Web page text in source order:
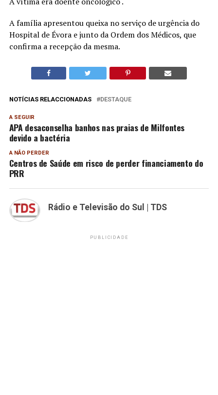
A família apresentou queixa no serviço de urgência do
Hospital de Évora e junto da Ordem dos Médicos, que
confirma a recepção da mesma.
NOTÍCIAS RELACCIONADAS DESTAQUE
A SEGUIR
APA desaconselha banhos nas praias de Milfontes
devido a bactéria
A NÃO PERDER
Centros de Saúde em risco de perder financiamento do
PRR
Rádio e Televisão do Sul | TDS
PUBLICIDADE